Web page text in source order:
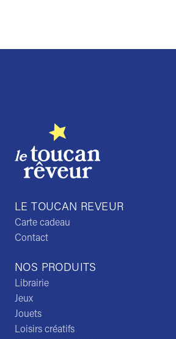
NOS PRODUITS
Librairie
Jeux
Jouets
Loisirs créatifs
LE TOUCAN REVEUR
Carte cadeau
Contact